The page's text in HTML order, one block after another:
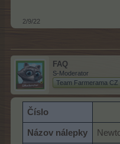
2/9/22
FAQ
S-Moderator
Team Farmerama CZ
Číslo
Názov nálepky